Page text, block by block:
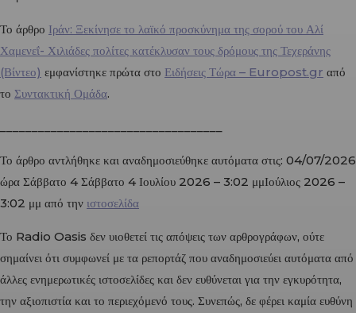
Το άρθρο Ιράν: Ξεκίνησε το λαϊκό προσκύνημα της σορού του Αλί
Χαμενεΐ- Χιλιάδες πολίτες κατέκλυσαν τους δρόμους της Τεχεράνης
(Βίντεο) εμφανίστηκε πρώτα στο Ειδήσεις Τώρα – Europost.gr από
το Συντακτική Ομάδα.
Το άρθρο αντλήθηκε και αναδημοσιεύθηκε αυτόματα στις: 04/07/2026
ώρα Σάββατο 4 Σάββατο 4 Ιουλίου 2026 – 3:02 μμΙούλιος 2026 –
3:02 μμ από την ιστοσελίδα
Το Radio Oasis δεν υιοθετεί τις απόψεις των αρθρογράφων, ούτε
σημαίνει ότι συμφωνεί με τα ρεπορτάζ που αναδημοσιεύει αυτόματα από
άλλες ενημερωτικές ιστοσελίδες και δεν ευθύνεται για την εγκυρότητα,
την αξιοπιστία και το περιεχόμενό τους. Συνεπώς, δε φέρει καμία ευθύνη